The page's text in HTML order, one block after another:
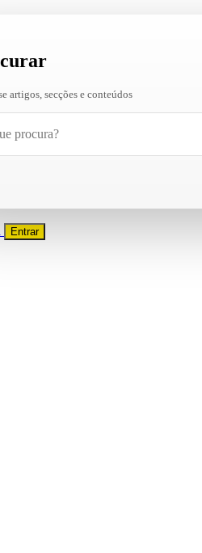
artigos, secções e conteúdos
Entrar